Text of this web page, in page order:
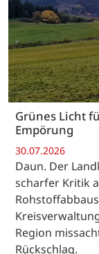
Grünes Licht
Empörung
30.07.2026
Daun. Der
scharfer Kritik
Region
Rückschlag.